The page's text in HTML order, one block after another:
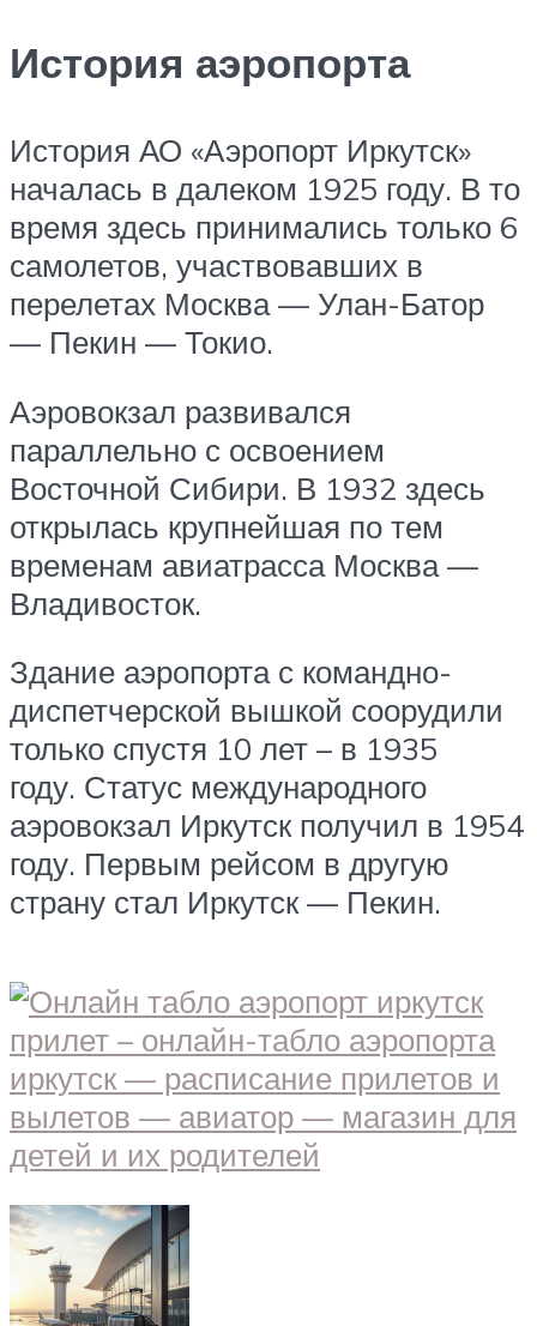
История аэропорта
История АО «Аэропорт Иркутск»
началась в далеком 1925 году. В то
время здесь принимались только 6
самолетов, участвовавших в
перелетах Москва — Улан-Батор
— Пекин — Токио.
Аэровокзал развивался
параллельно с освоением
Восточной Сибири. В 1932 здесь
открылась крупнейшая по тем
временам авиатрасса Москва —
Владивосток.
Здание аэропорта с командно-
диспетчерской вышкой соорудили
только спустя 10 лет – в 1935
году. Статус международного
аэровокзал Иркутск получил в 1954
году. Первым рейсом в другую
страну стал Иркутск — Пекин.